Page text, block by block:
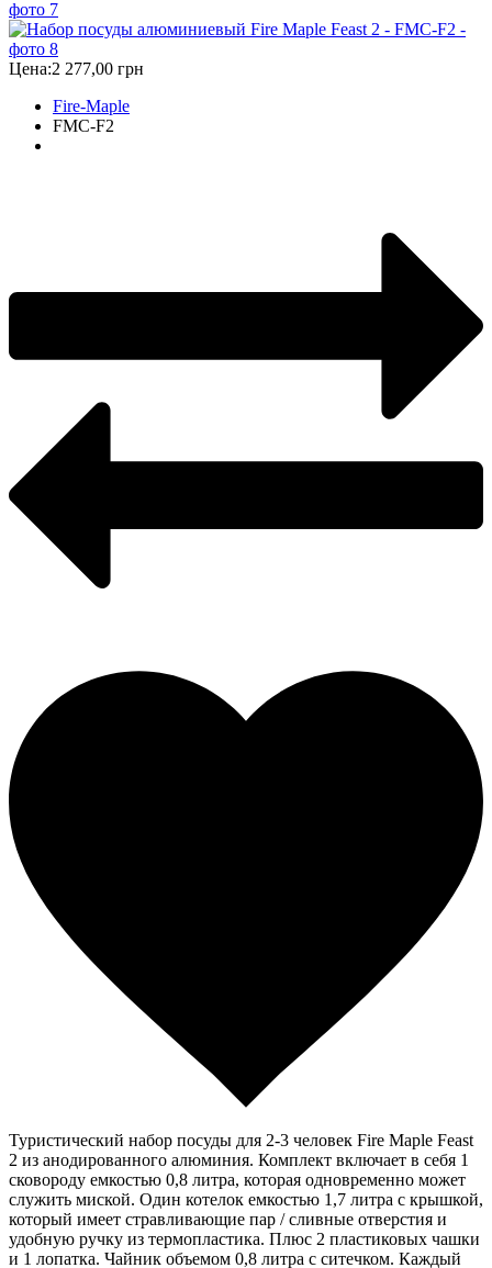
Цена:2 277,00 грн
Fire-Maple
FMC-F2
Туристический набор посуды для 2-3 человек Fire Maple Feast
2 из анодированного алюминия. Комплект включает в себя 1
сковороду емкостью 0,8 литра, которая одновременно может
служить миской. Один котелок емкостью 1,7 литра с крышкой,
который имеет стравливающие пар / сливные отверстия и
удобную ручку из термопластика. Плюс 2 пластиковых чашки
и 1 лопатка. Чайник объемом 0,8 литра с ситечком. Каждый